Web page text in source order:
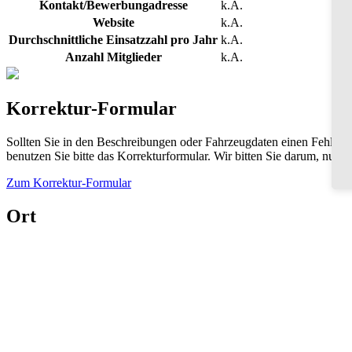
Kontakt/Bewerbungadresse
k.A.
Website
k.A.
Durchschnittliche Einsatzzahl pro Jahr k.A.
Anzahl Mitglieder
k.A.
Korrektur-Formular
Sollten Sie in den Beschreibungen oder Fahrzeugdaten einen
benutzen Sie bitte das Korrekturformular. Wir bitten Sie darum, nur
Zum Korrektur-Formular
Ort